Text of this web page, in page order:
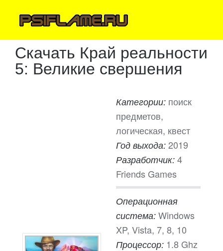
Скачать Край реальности
5: Великие свершения
Категории: поиск
предметов,
логическая, квест
Год выхода: 2019
Разработчик: 4
Friends Games
Операционная
система: Windows
XP, Vista, 7, 8, 10
Процессор: 1.8 Ghz